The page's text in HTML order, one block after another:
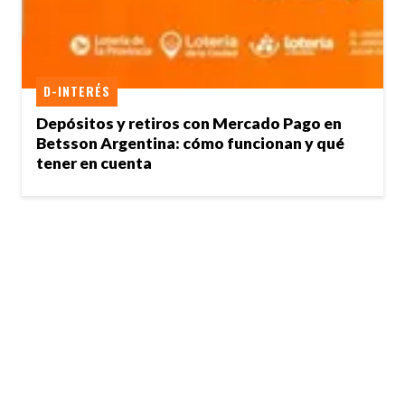
Depósitos y retiros con Mercado Pago en
Betsson Argentina: cómo funcionan y qué
tener en cuenta
D-INTERÉS